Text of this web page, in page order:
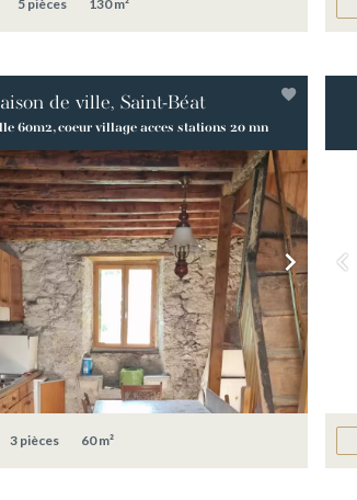
5 pièces 130 m²
de ville, Saint-Béat
60m2, coeur village acces stations 20 mn
3 pièces 60 m²